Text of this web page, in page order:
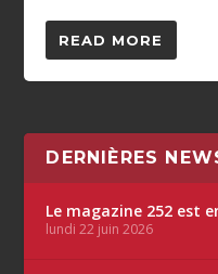
READ MORE
DERNIÈRES
Le magazine 252 est
lundi 22 juin 2026